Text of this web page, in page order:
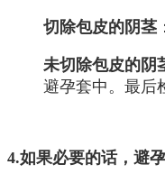
切除包皮的阴茎
未切除包皮的阴
避孕套中。最后
4.如果必要的话，避